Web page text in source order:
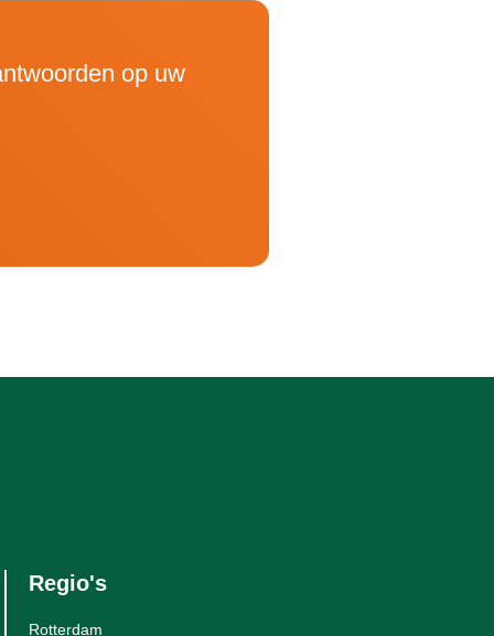
op uw
Regio's
Rotterdam